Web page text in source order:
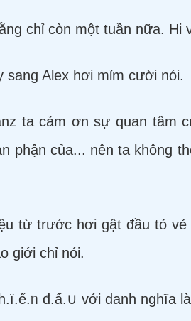
chỉ còn một tuần nữa. Hi
sang Alex hơi mỉm cười nói.
ta cảm ơn sự quan tâm
phận của... nên ta không
từ trước hơi gật đầu tỏ
giới chỉ nói.
đ.ấ.∪ với danh nghĩa